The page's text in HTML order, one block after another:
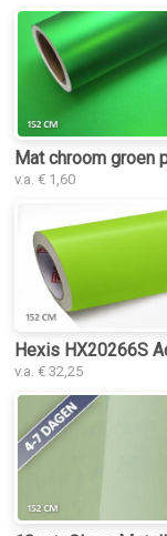
Mat chroom groen
v.a. € 1,60
Hexis HX20266S
v.a. € 32,25